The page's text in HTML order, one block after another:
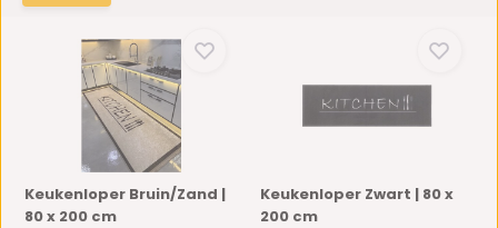
Keukenloper Bruin/Zand |
80 x 200 cm
Keukenloper Zwart | 80 x
200 cm